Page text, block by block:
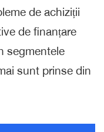
de achiziții
de finanțare
segmentele
sunt prinse din